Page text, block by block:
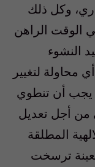
وكل ذلك
الوقت الراهن
النشوء
محاولة لتغيير
يجب أن تنطوي
من أجل تعديل
المطلقة
ترسخت